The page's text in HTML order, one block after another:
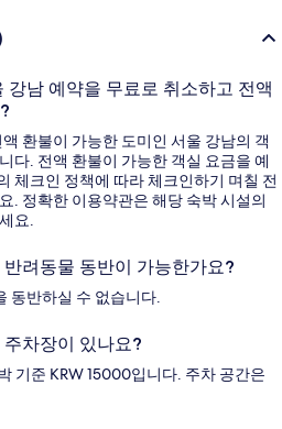
강남 예약을 무료로 취소하고 전액
환불이 가능한 도미인 서울 강남의 객
다. 전액 환불이 가능한 객실 요금을 예
체크인 정책에 따라 체크인하기 며칠 전
. 정확한 이용약관은 해당 숙박 시설의
요.
려동물 동반이 가능한가요?
동반하실 수 없습니다.
차장이 있나요?
기준 KRW 15000입니다. 주차 공간은